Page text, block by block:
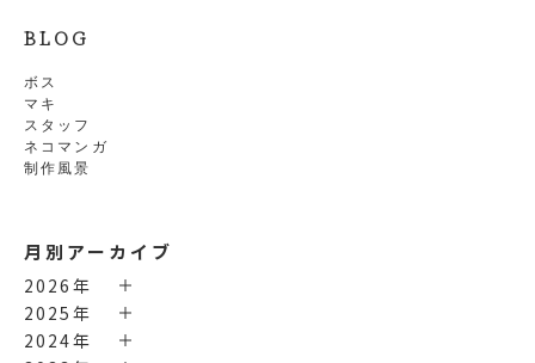
BLOG
ボス
マキ
スタッフ
ネコマンガ
制作風景
月別アーカイブ
2026年
2025年
2024年